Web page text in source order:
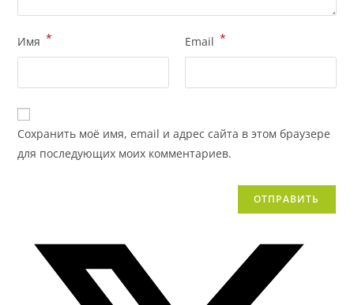
Имя * Email *
Сохранить моё имя, email и адрес сайта в этом браузере
для последующих моих комментариев.